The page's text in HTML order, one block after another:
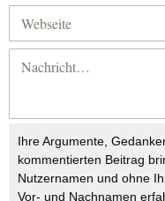
Ihre Argumente,
kommentierten Beitrag
Nutzernamen und ohne
Vor- und Nachnamen